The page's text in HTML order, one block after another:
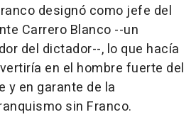
designó como jefe del
Carrero Blanco --un
del dictador--, lo que hacía
en el hombre fuerte del
y en garante de la
sin Franco.